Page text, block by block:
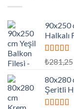
90x250
Halkalı
5
oy
₺281,25
80x280
Şeritli